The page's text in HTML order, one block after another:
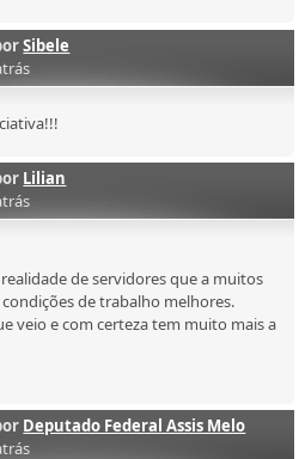
Sibele
Lilian
de servidores que a muitos
de trabalho melhores.
veio e com certeza tem muito mais a
Deputado Federal Assis Melo